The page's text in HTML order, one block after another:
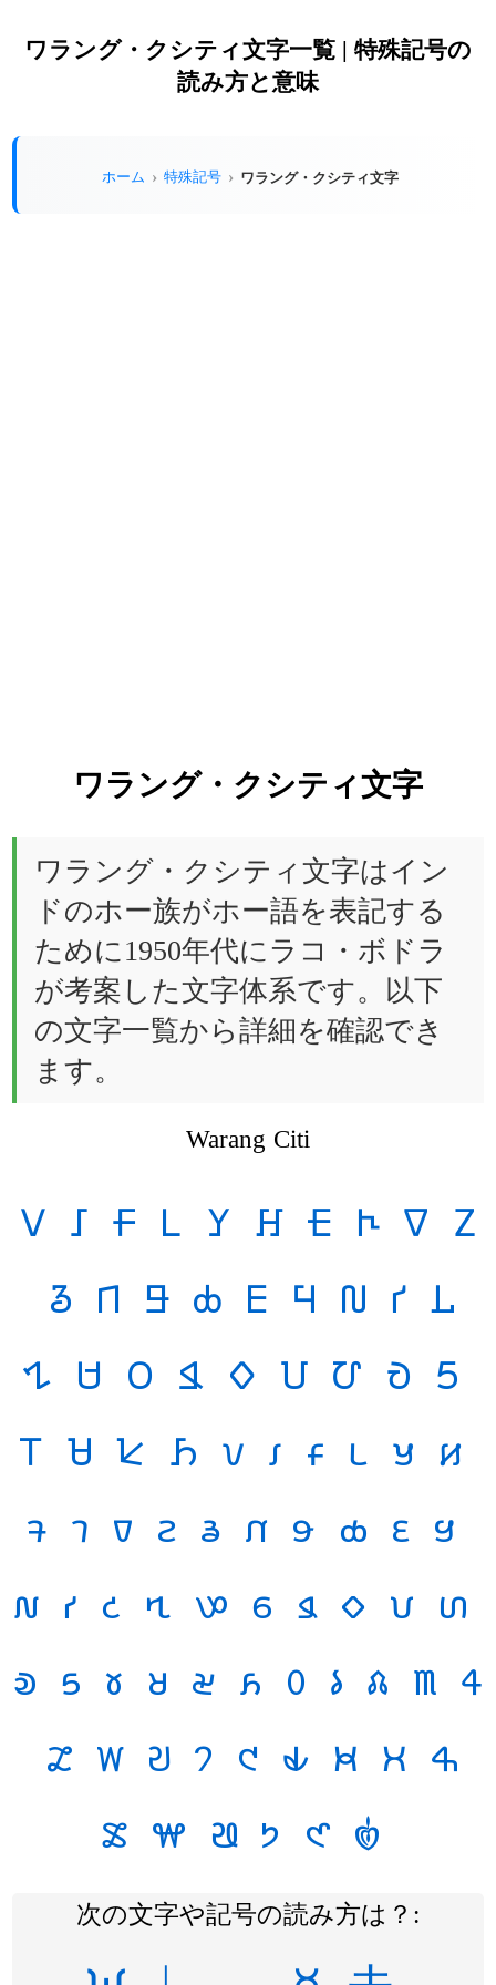
ワラング・クシティ文字一覧 | 特殊記号の
読み方と意味
ホーム 特殊記号 ワラング・クシティ文字
ワラング・クシティ文字
ワラング・クシティ文字はイン
ドのホー族がホー語を表記する
ために1950年代にラコ・ボドラ
が考案した文字体系です。以下
の文字一覧から詳細を確認でき
ます。
Warang Citi
𑢠 𑢡 𑢢 𑢣 𑢤 𑢥 𑢦 𑢧 𑢨
𑢩
𑢪
𑢫 𑢬 𑢭 𑢮 𑢯 𑢰 𑢱
𑢲
𑢳
𑢴 𑢵 𑢶 𑢷 𑢸 𑢹 𑢺
𑢻
𑢼 𑢽 𑢾 𑢿 𑣀 𑣁 𑣂 𑣃 𑣄
𑣅
𑣆 𑣇 𑣈 𑣉 𑣊 𑣋 𑣌 𑣍 𑣎
𑣏
𑣐
𑣑 𑣒 𑣓 𑣔 𑣕 𑣖 𑣗 𑣘
𑣙
𑣚
𑣛 𑣜 𑣝 𑣞 𑣟 𑣠 𑣡 𑣢 𑣣
𑣤
𑣥 𑣦 𑣧 𑣨 𑣩 𑣪 𑣫 𑣬
𑣭
𑣮 𑣯 𑣰 𑣱 𑣲 𑣿
次の文字や記号の読み方は？: